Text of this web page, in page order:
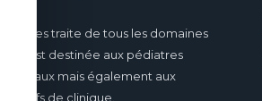
traite de tous les domaines
et est destinée aux pédiatres
libéraux mais également aux
chefs de clinique.